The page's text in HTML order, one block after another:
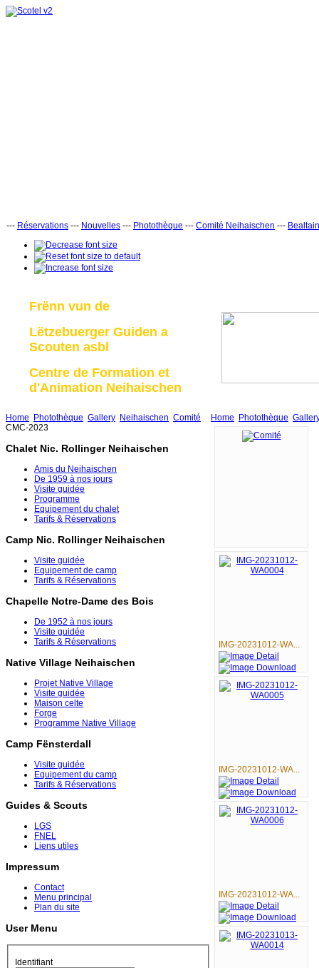
--- Réservations --- Nouvelles --- Photothèque --- Comité Neihaischen ---
Frënn vun de
Lëtzebuerger Guiden a
Scouten asbl
Centre de Formation et
d'Animation Neihaischen
Home Photothèque Gallery Neihaischen Comité
CMC-2023
Chalet Nic. Rollinger Neihaischen
Amis du Neihaischen
De 1959 à nos jours
Visite guidée
Programme
Equipement du chalet
Tarifs & Réservations
Camp Nic. Rollinger Neihaischen
Visite guidée
Equipement de camp
Tarifs & Réservations
Chapelle Notre-Dame des Bois
De 1952 à nos jours
Visite guidée
Tarifs & Réservations
Native Village Neihaischen
Projet Native Village
Visite guidée
Maison celte
Forge
Programme Native Village
Camp Fënsterdall
Visite guidée
Equipement du camp
Tarifs & Réservations
Guides & Scouts
LGS
FNEL
Liens utiles
Impressum
Contact
Menu principal
Plan du site
User Menu
Identifiant
Home Photothèque
IMG-20231012-WA...
IMG-20231012-WA...
IMG-20231012-WA...